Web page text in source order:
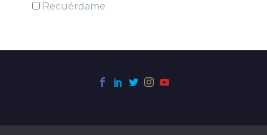
Recuérdame